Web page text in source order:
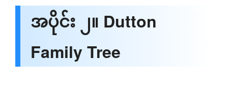
အပိုင်း ၂။ Dutton
Family Tree